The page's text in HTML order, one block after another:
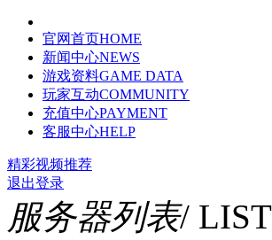
官网首页HOME
新闻中心NEWS
游戏资料GAME DATA
玩家互动COMMUNITY
充值中心PAYMENT
客服中心HELP
精彩视频推荐
退出登录
服务器列表/ LIST